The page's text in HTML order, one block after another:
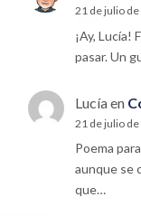
21 de julio
¡Ay, Lucía!
pasar. Un
Lucíaen
21 de julio
Poema
aunque se
que…